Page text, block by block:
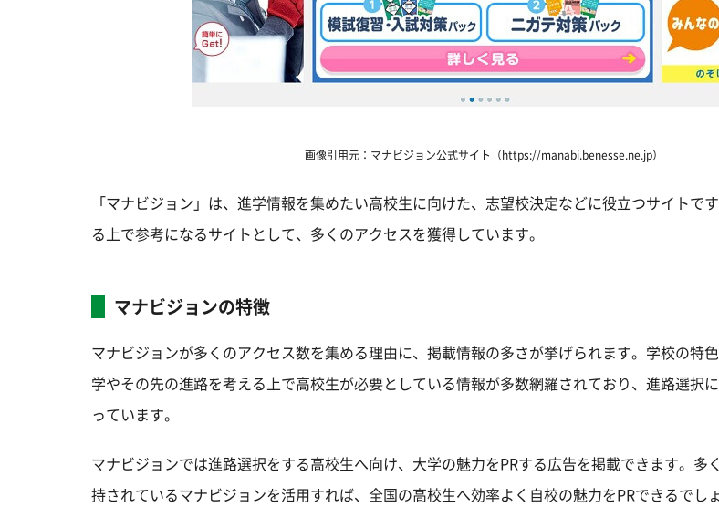
画像引用元：マナビジョン公式サイト（https://manabi.benesse.ne.jp）
「マナビジョン」は、進学情報を集めたい高校生に向けた、志望校決定などに役立つサイトで
る上で参考になるサイトとして、多くのアクセスを獲得しています。
マナビジョンの特徴
マナビジョンが多くのアクセス数を集める理由に、掲載情報の多さが挙げられます。学校の特
学やその先の進路を考える上で高校生が必要としている情報が多数網羅されており、進路選択
っています。
マナビジョンでは進路選択をする高校生へ向け、大学の魅力をPRする広告を掲載できます。多
持されているマナビジョンを活用すれば、全国の高校生へ効率よく自校の魅力をPRできるでしょ